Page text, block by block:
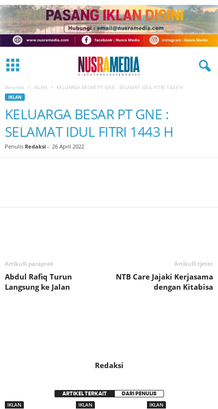
Beranda IKLAN KELUARGA BESAR PT GNE : SELAMAT IDUL FITRI 1443 H
IKLAN
KELUARGA BESAR PT GNE :
SELAMAT IDUL FITRI 1443 H
Penulis Redaksi - 26 April 2022
Artikulli paraprak
Abdul Rafiq Turun
Langsung ke Jalan
Artikulli tjetër
NTB Care Jajaki Kerjasama
dengan Kitabisa
Redaksi
ARTIKEL TERKAIT DARI PENULIS
IKLAN IKLAN IKLAN